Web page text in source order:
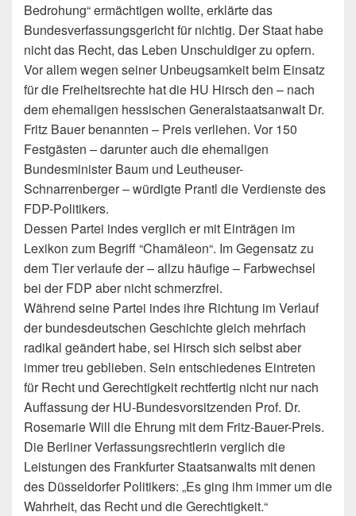
Bedrohung“ ermächtigen wollte, erklärte das
Bundesverfassungsgericht für nichtig. Der Staat habe
nicht das Recht, das Leben Unschuldiger zu opfern.
Vor allem wegen seiner Unbeugsamkeit beim Einsatz
für die Freiheitsrechte hat die HU Hirsch den – nach
dem ehemaligen hessischen Generalstaatsanwalt Dr.
Fritz Bauer benannten – Preis verliehen. Vor 150
Festgästen – darunter auch die ehemaligen
Bundesminister Baum und Leutheuser-
Schnarrenberger – würdigte Prantl die Verdienste des
FDP-Politikers.
Dessen Partei indes verglich er mit Einträgen im
Lexikon zum Begriff “Chamäleon“. Im Gegensatz zu
dem Tier verlaufe der – allzu häufige – Farbwechsel
bei der FDP aber nicht schmerzfrei.
Während seine Partei indes ihre Richtung im Verlauf
der bundesdeutschen Geschichte gleich mehrfach
radikal geändert habe, sei Hirsch sich selbst aber
immer treu geblieben. Sein entschiedenes Eintreten
für Recht und Gerechtigkeit rechtfertig nicht nur nach
Auffassung der HU-Bundesvorsitzenden Prof. Dr.
Rosemarie Will die Ehrung mit dem Fritz-Bauer-Preis.
Die Berliner Verfassungsrechtlerin verglich die
Leistungen des Frankfurter Staatsanwalts mit denen
des Düsseldorfer Politikers: „Es ging ihm immer um die
Wahrheit, das Recht und die Gerechtigkeit.“